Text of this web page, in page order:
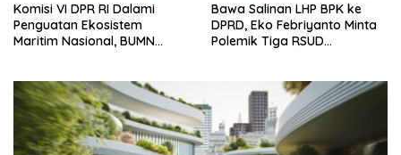
Komisi VI DPR RI Dalami
Penguatan Ekosistem
Maritim Nasional, BUMN
Bawa Salinan LHP BPK ke
DPRD, Eko Febriyanto Minta
Polemik Tiga RSUD